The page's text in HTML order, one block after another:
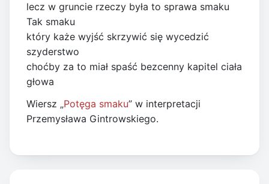
lecz w gruncie rzeczy była to sprawa smaku
Tak smaku
który każe wyjść skrzywić się wycedzić
szyderstwo
choćby za to miał spaść bezcenny kapitel ciała
głowa
Wiersz „Potęga smaku” w interpretacji
Przemysława Gintrowskiego.